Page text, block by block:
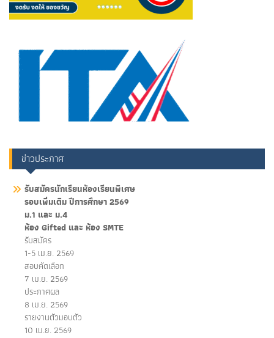
ข่าวประกาศ
รับสมัครนักเรียนห้องเรียนพิเศษ
รอบเพิ่มเติม ปีการศึกษา 2569
ม.1 และ ม.4
ห้อง Gifted และ ห้อง SMTE
รับสมัคร
1-5 เม.ย. 2569
สอบคัดเลือก
7 เม.ย. 2569
ประกาศผล
8 เม.ย. 2569
รายงานตัวมอบตัว
10 เม.ย. 2569